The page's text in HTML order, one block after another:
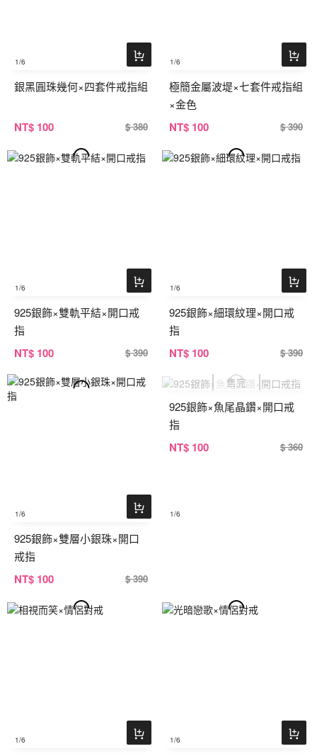
1/6
銀黑圓珠幾何×四套件戒指組
NT$ 100 $ 380
1/6
極簡金屬波堤×七套件戒指組
×金色
NT$ 100 $ 390
1/6
925銀飾×雙軌平結×開口戒
指
NT$ 100 $ 390
1/6
925銀飾×細環紋理×開口戒
指
NT$ 100 $ 390
1/6
925銀飾×雙層小銀珠×開口
戒指
NT$ 100 $ 390
1/6
925銀飾×魚尾晶鑽×開口戒
指
NT$ 100 $ 360
1/6 1/6